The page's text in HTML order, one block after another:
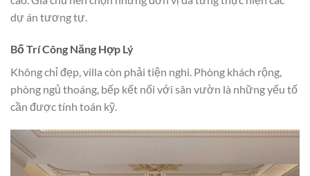
dự án tương tự.
Bố Trí Công Năng Hợp Lý
Không chỉ đẹp, villa còn phải tiện nghi. Phòng khách rộng,
phòng ngủ thoáng, bếp kết nối với sân vườn là những yếu tố
cần được tính toán kỹ.